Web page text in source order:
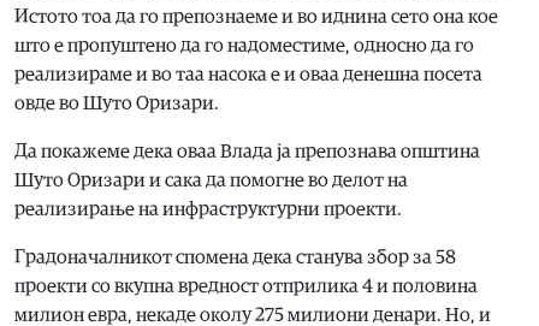
Истото тоа да го препознаеме и во иднина сето она кое
што е пропуштено да го надоместиме, односно да го
реализираме и во таа насока е и оваа денешна посета
овде во Шуто Оризари.
Да покажеме дека оваа Влада ја препознава општина
Шуто Оризари и сака да помогне во делот на
реализирање на инфраструктурни проекти.
Градоначалникот спомена дека станува збор за 58
проекти со вкупна вредност отприлика 4 и половина
милион евра, некаде околу 275 милиони денари. Но, и